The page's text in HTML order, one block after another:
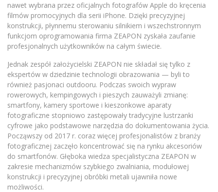
nawet wybrana przez oficjalnych fotografów Apple do kręcenia
filmów promocyjnych dla serii iPhone. Dzięki precyzyjnej
konstrukcji, płynnemu sterowaniu silnikiem i wszechstronnym
funkcjom oprogramowania firma ZEAPON zyskała zaufanie
profesjonalnych użytkowników na całym świecie.
Jednak zespół założycielski ZEAPON nie składał się tylko z
ekspertów w dziedzinie technologii obrazowania — byli to
również pasjonaci outdooru. Podczas swoich wypraw
rowerowych, kempingowych i pieszych zauważyli zmianę:
smartfony, kamery sportowe i kieszonkowe aparaty
fotograficzne stopniowo zastępowały tradycyjne lustrzanki
cyfrowe jako podstawowe narzędzia do dokumentowania życia.
Począwszy od 2017 r. coraz więcej profesjonalistów z branży
fotograficznej zaczęło koncentrować się na rynku akcesoriów
do smartfonów. Głęboka wiedza specjalistyczna ZEAPON w
zakresie mechanizmów szybkiego zwalniania, modułowej
konstrukcji i precyzyjnej obróbki metali ujawniła nowe
możliwości.